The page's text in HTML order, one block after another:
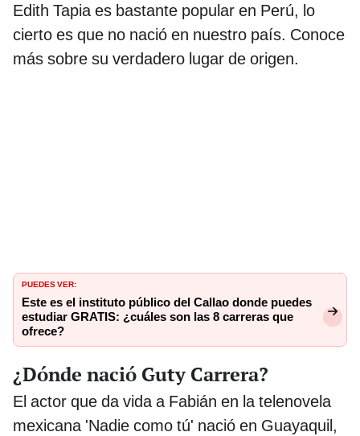
Edith Tapia es bastante popular en Perú, lo
cierto es que no nació en nuestro país. Conoce
más sobre su verdadero lugar de origen.
PUEDES VER:
Este es el instituto público del Callao donde puedes
estudiar GRATIS: ¿cuáles son las 8 carreras que
ofrece?
¿Dónde nació Guty Carrera?
El actor que da vida a Fabián en la telenovela
mexicana 'Nadie como tú' nació en Guayaquil,